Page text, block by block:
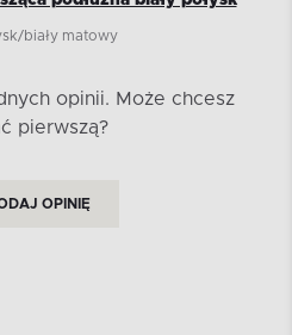
biały matowy
opinii. Może chcesz
pierwszą?
OPINIĘ